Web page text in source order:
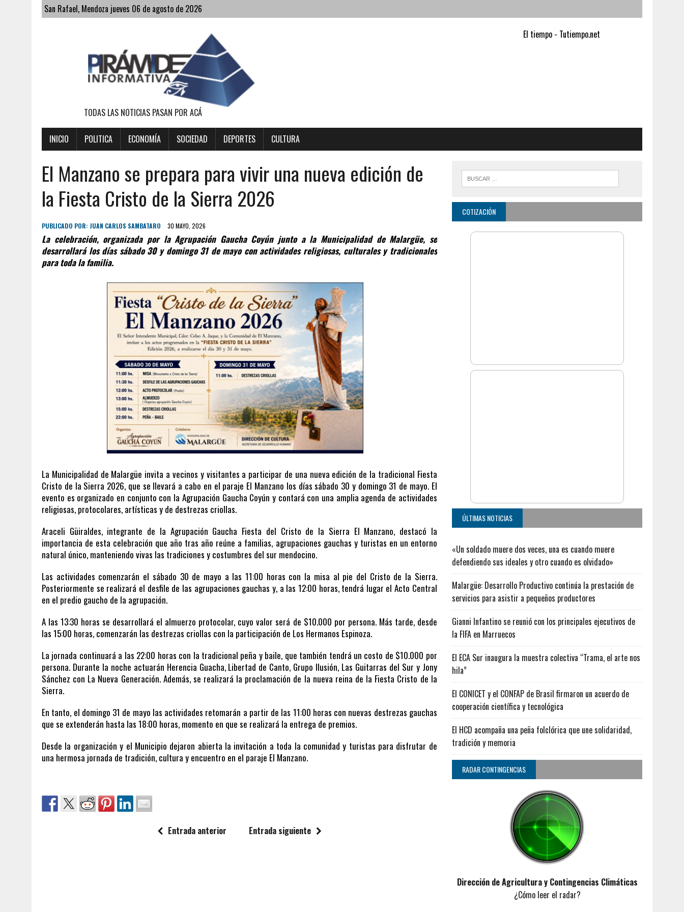
San Rafael, Mendoza jueves 06 de agosto de 2026
TODAS LAS NOTICIAS PASAN POR ACÁ
El tiempo - Tutiempo.net
INICIO POLITICA ECONOMÍA SOCIEDAD DEPORTES CULTURA
El Manzano se prepara para vivir una nueva edición de
la Fiesta Cristo de la Sierra 2026
PUBLICADO POR: JUAN CARLOS SAMBATARO 30 MAYO, 2026
La celebración, organizada por la Agrupación Gaucha Coyún junto a la Municipalidad de Malargüe, se
desarrollará los días sábado 30 y domingo 31 de mayo con actividades religiosas, culturales y tradicionales
para toda la familia.
La Municipalidad de Malargüe invita a vecinos y visitantes a participar de una nueva edición de la tradicional Fiesta
Cristo de la Sierra 2026, que se llevará a cabo en el paraje El Manzano los días sábado 30 y domingo 31 de mayo. El
evento es organizado en conjunto con la Agrupación Gaucha Coyún y contará con una amplia agenda de actividades
religiosas, protocolares, artísticas y de destrezas criollas.
Araceli Güiraldes, integrante de la Agrupación Gaucha Fiesta del Cristo de la Sierra El Manzano, destacó la
importancia de esta celebración que año tras año reúne a familias, agrupaciones gauchas y turistas en un entorno
natural único, manteniendo vivas las tradiciones y costumbres del sur mendocino.
Las actividades comenzarán el sábado 30 de mayo a las 11:00 horas con la misa al pie del Cristo de la Sierra.
Posteriormente se realizará el desfile de las agrupaciones gauchas y, a las 12:00 horas, tendrá lugar el Acto Central
en el predio gaucho de la agrupación.
A las 13:30 horas se desarrollará el almuerzo protocolar, cuyo valor será de $10.000 por persona. Más tarde, desde
las 15:00 horas, comenzarán las destrezas criollas con la participación de Los Hermanos Espinoza.
La jornada continuará a las 22:00 horas con la tradicional peña y baile, que también tendrá un costo de $10.000 por
persona. Durante la noche actuarán Herencia Guacha, Libertad de Canto, Grupo Ilusión, Las Guitarras del Sur y Jony
Sánchez con La Nueva Generación. Además, se realizará la proclamación de la nueva reina de la Fiesta Cristo de la
Sierra.
En tanto, el domingo 31 de mayo las actividades retomarán a partir de las 11:00 horas con nuevas destrezas gauchas
que se extenderán hasta las 18:00 horas, momento en que se realizará la entrega de premios.
Desde la organización y el Municipio dejaron abierta la invitación a toda la comunidad y turistas para disfrutar de
una hermosa jornada de tradición, cultura y encuentro en el paraje El Manzano.
Entrada anterior Entrada siguiente
COTIZACIÓN
ÚLTIMAS NOTICIAS
«Un soldado muere dos veces, una es cuando muere
defendiendo sus ideales y otro cuando es olvidado»
Malargüe: Desarrollo Productivo continúa la prestación de
servicios para asistir a pequeños productores
Gianni Infantino se reunió con los principales ejecutivos de
la FIFA en Marruecos
El ECA Sur inaugura la muestra colectiva “Trama, el arte nos
hila”
El CONICET y el CONFAP de Brasil firmaron un acuerdo de
cooperación científica y tecnológica
El HCD acompaña una peña folclórica que une solidaridad,
tradición y memoria
RADAR CONTINGENCIAS
Dirección de Agricultura y Contingencias Climáticas
¿Cómo leer el radar?